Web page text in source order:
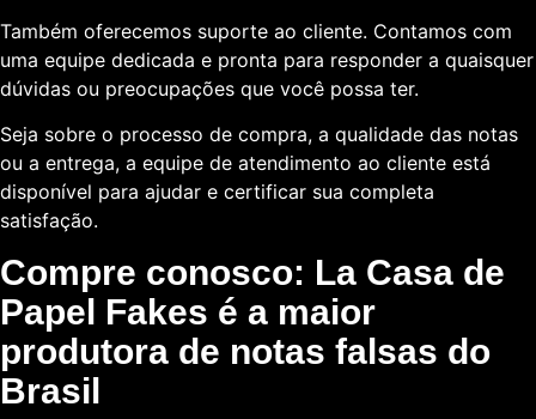
Também oferecemos suporte ao cliente. Contamos com
uma equipe dedicada e pronta para responder a quaisquer
dúvidas ou preocupações que você possa ter.
Seja sobre o processo de compra, a qualidade das notas
ou a entrega, a equipe de atendimento ao cliente está
disponível para ajudar e certificar sua completa
satisfação.
Compre conosco: La Casa de
Papel Fakes é a maior
produtora de notas falsas do
Brasil